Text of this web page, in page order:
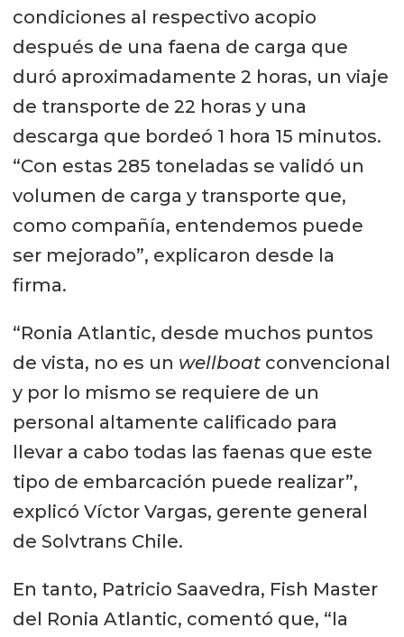
condiciones al respectivo acopio
después de una faena de carga que
duró aproximadamente 2 horas, un viaje
de transporte de 22 horas y una
descarga que bordeó 1 hora 15 minutos.
“Con estas 285 toneladas se validó un
volumen de carga y transporte que,
como compañía, entendemos puede
ser mejorado”, explicaron desde la
firma.
“Ronia Atlantic, desde muchos puntos
de vista, no es un wellboatconvencional
y por lo mismo se requiere de un
personal altamente calificado para
llevar a cabo todas las faenas que este
tipo de embarcación puede realizar”,
explicó Víctor Vargas, gerente general
de Solvtrans Chile.
En tanto, Patricio Saavedra, Fish Master
del Ronia Atlantic, comentó que, “la